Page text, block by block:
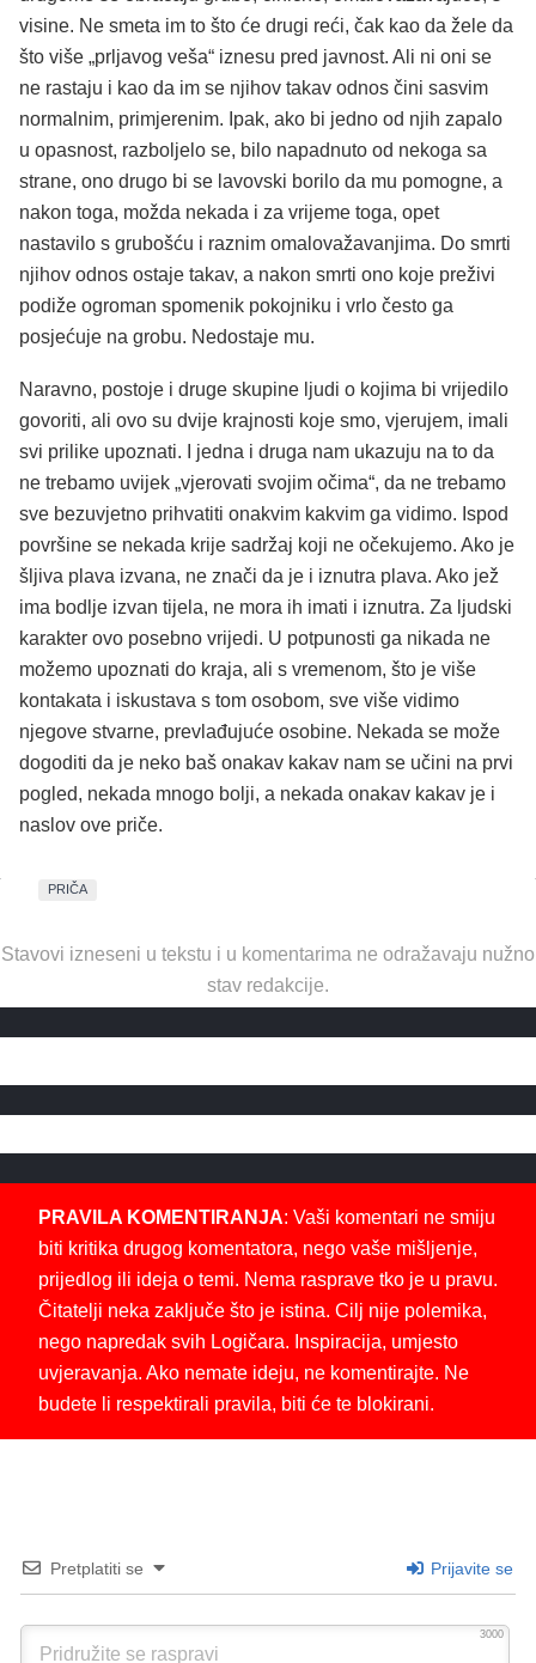
visine. Ne smeta im to što će drugi reći, čak kao da žele da
što više „prljavog veša“ iznesu pred javnost. Ali ni oni se
ne rastaju i kao da im se njihov takav odnos čini sasvim
normalnim, primjerenim. Ipak, ako bi jedno od njih zapalo
u opasnost, razboljelo se, bilo napadnuto od nekoga sa
strane, ono drugo bi se lavovski borilo da mu pomogne, a
nakon toga, možda nekada i za vrijeme toga, opet
nastavilo s grubošću i raznim omalovažavanjima. Do smrti
njihov odnos ostaje takav, a nakon smrti ono koje preživi
podiže ogroman spomenik pokojniku i vrlo često ga
posjećuje na grobu. Nedostaje mu.
Naravno, postoje i druge skupine ljudi o kojima bi vrijedilo
govoriti, ali ovo su dvije krajnosti koje smo, vjerujem, imali
svi prilike upoznati. I jedna i druga nam ukazuju na to da
ne trebamo uvijek „vjerovati svojim očima“, da ne trebamo
sve bezuvjetno prihvatiti onakvim kakvim ga vidimo. Ispod
površine se nekada krije sadržaj koji ne očekujemo. Ako je
šljiva plava izvana, ne znači da je i iznutra plava. Ako jež
ima bodlje izvan tijela, ne mora ih imati i iznutra. Za ljudski
karakter ovo posebno vrijedi. U potpunosti ga nikada ne
možemo upoznati do kraja, ali s vremenom, što je više
kontakata i iskustava s tom osobom, sve više vidimo
njegove stvarne, prevlađujuće osobine. Nekada se može
dogoditi da je neko baš onakav kakav nam se učini na prvi
pogled, nekada mnogo bolji, a nekada onakav kakav je i
naslov ove priče.
PRIČA
Stavovi izneseni u tekstu i u komentarima ne odražavaju nužno
stav redakcije.
PRAVILA KOMENTIRANJA: Vaši komentari ne smiju
biti kritika drugog komentatora, nego vaše mišljenje,
prijedlog ili ideja o temi. Nema rasprave tko je u pravu.
Čitatelji neka zaključe što je istina. Cilj nije polemika,
nego napredak svih Logičara. Inspiracija, umjesto
uvjeravanja. Ako nemate ideju, ne komentirajte. Ne
budete li respektirali pravila, biti će te blokirani.
Pretplatiti se Prijavite se
3000